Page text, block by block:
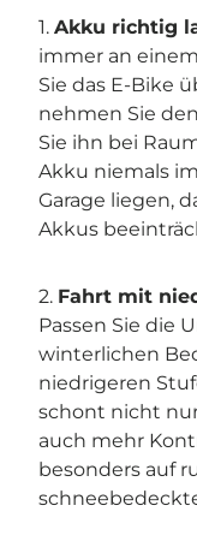
1. Akku richtig
immer an
Sie das E-Bike
nehmen Sie
Sie ihn bei
Akku niemals
Garage liegen,
Akkus
2. Fahrt mit
Passen Sie die
winterlichen
niedrigeren
schont nicht
auch mehr
besonders auf